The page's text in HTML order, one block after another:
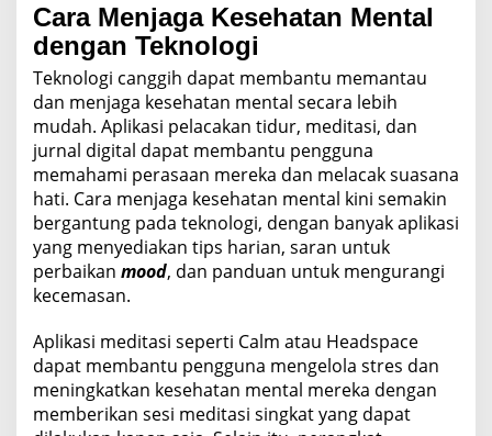
Cara Menjaga Kesehatan Mental
dengan Teknologi
Teknologi canggih dapat membantu memantau
dan menjaga kesehatan mental secara lebih
mudah. Aplikasi pelacakan tidur, meditasi, dan
jurnal digital dapat membantu pengguna
memahami perasaan mereka dan melacak suasana
hati. Cara menjaga kesehatan mental kini semakin
bergantung pada teknologi, dengan banyak aplikasi
yang menyediakan tips harian, saran untuk
perbaikan mood, dan panduan untuk mengurangi
kecemasan.
Aplikasi meditasi seperti Calm atau Headspace
dapat membantu pengguna mengelola stres dan
meningkatkan kesehatan mental mereka dengan
memberikan sesi meditasi singkat yang dapat